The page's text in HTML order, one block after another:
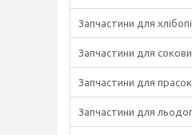
Запчастини для
Запчастини для
Запчастини для прасок
Запчастини для